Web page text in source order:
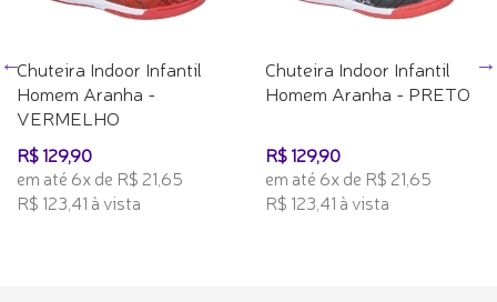
Chuteira Indoor Infantil
Homem Aranha -
VERMELHO
R$ 129,90
em até 6x de R$ 21,65
R$ 123,41 à vista
Chuteira Indoor Infantil
Homem Aranha - PRETO
R$ 129,90
em até 6x de R$ 21,65
R$ 123,41 à vista